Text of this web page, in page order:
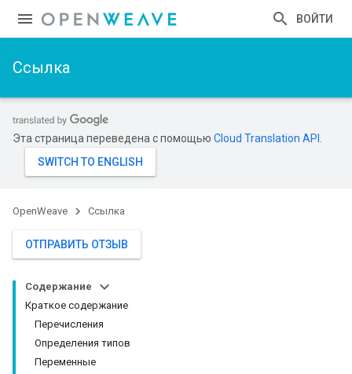
ВОЙТИ
Ссылка
Эта страница переведена с помощью Cloud Translation API
OpenWeave Ссылка
ОТПРАВИТЬ ОТЗЫВ
Содержание
Краткое содержание
Перечисления
Определения типов
Переменные